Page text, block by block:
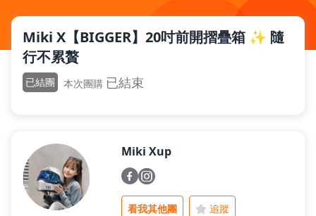
旅行神隊友
露營凹豆咖
父親節好禮
Miki Xup
看我其他團 追蹤
Miki X【BIGGER】20吋前開摺疊箱 ✨ 隨
行不累贅
已結團 本次團購 已結束